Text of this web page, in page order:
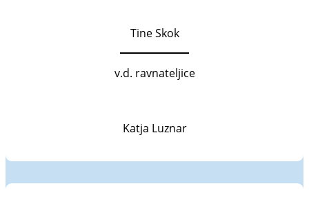
Tine Skok
v.d. ravnateljice
Katja Luznar